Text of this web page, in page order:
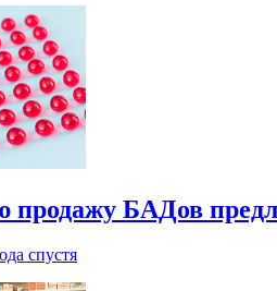
продажу БАДов
спустя